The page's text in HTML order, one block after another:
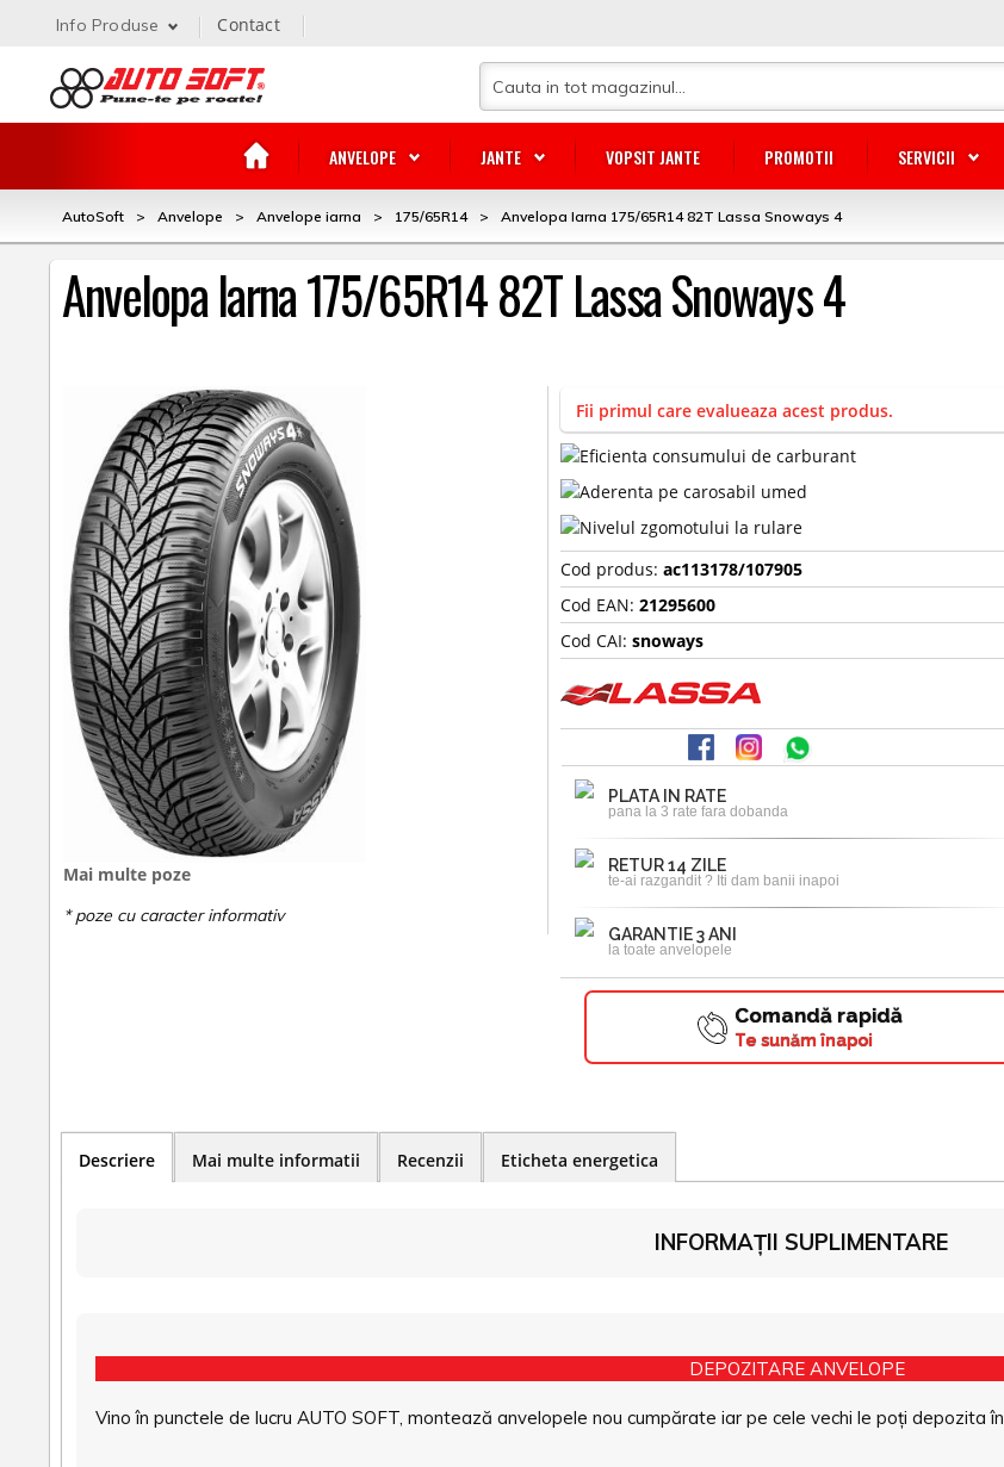
ANVELOPE JANTE VOPSIT JANTE PROMOTII SERVICII
Info Produse Contact
AutoSoft > Anvelope > Anvelope iarna > 175/65R14 > Anvelopa Iarna 175/65R14 82T Lassa Snoways 4
Anvelopa Iarna 175/65R14 82T Lassa Snoways 4
Mai multe poze
Fii primul care evalueaza acest produs.
Cod produs:ac113178/107905
Cod EAN:21295600
Cod CAI:snoways
PLATA IN RATE
pana la 3 rate fara dobanda
RETUR 14 ZILE
te-ai razgandit ? Iti dam banii inapoi
GARANTIE 3 ANI
la toate anvelopele
Comandă rapidă
Te sunăm înapoi
Descriere Mai multe informatii Recenzii Eticheta energetica
INFORMAȚII SUPLIMENTARE
DEPOZITARE ANVELOPE
Vino în punctele de lucru AUTO SOFT, montează anvelopele nou cumpărate iar pe cele vechi le poți depozita în